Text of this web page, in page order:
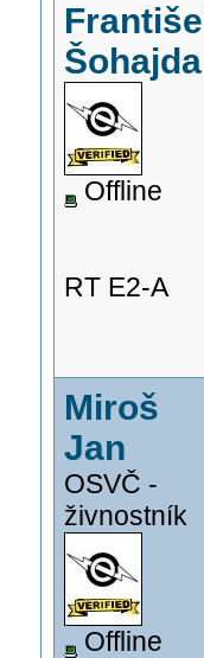
Šohajda
Offline
RT E2-A
Miroš
Jan
OSVČ -
živnostník
Offline